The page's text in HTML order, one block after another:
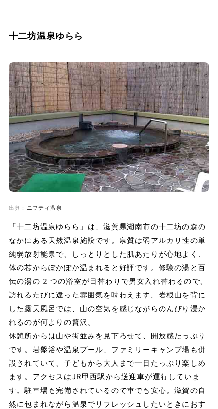
十二坊温泉ゆらら
出典： ニフティ温泉
「十二坊温泉ゆらら」は、滋賀県湖南市の十二坊の森の
なかにある天然温泉施設です。泉質は弱アルカリ性の単
純弱放射能泉で、しっとりとした肌あたりが心地よく、
体の芯からぽかぽか温まれると好評です。修験の湯と百
伝の湯の2つの浴室が日替わりで男女入れ替わるので、
訪れるたびに違った雰囲気を味わえます。岩根山を背に
した露天風呂では、山の空気を感じながらのんびり浸か
れるのが何よりの贅沢。
休憩所からは山や街並みを見下ろせて、開放感たっぷり
です。岩盤浴や温泉プール、ファミリーキャンプ場も併
設されていて、子どもから大人まで一日たっぷり楽しめ
ます。アクセスはJR甲西駅から送迎車が運行していま
す。駐車場も完備されているので車でも安心。滋賀の自
然に包まれながら温泉でリフレッシュしたいときにおす